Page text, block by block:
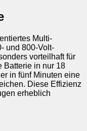
Multi-
und 800-Volt-
vorteilhaft für
Batterie in nur 18
in fünf Minuten eine
Diese Effizienz
erheblich